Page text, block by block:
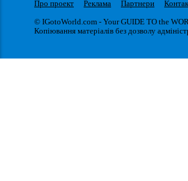
Про проект Реклама Партнери
© IGotoWorld.com - Your GUIDE TO the
Копіювання матеріалів без дозволу